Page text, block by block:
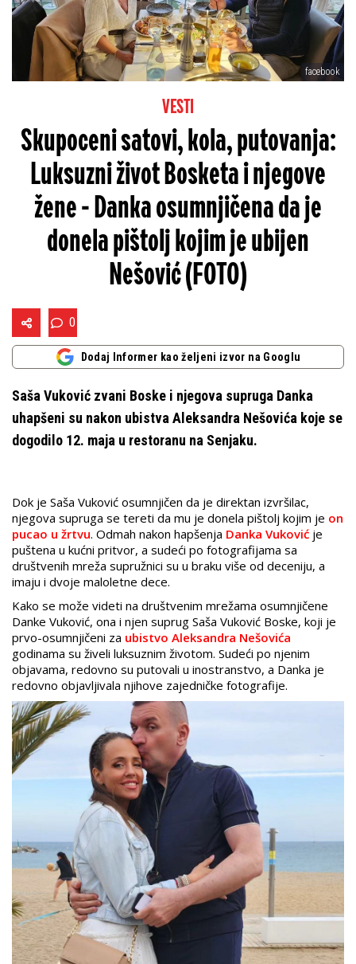
facebook
VESTI
Skupoceni satovi, kola, putovanja:
Luksuzni život Bosketa i njegove
žene - Danka osumnjičena da je
donela pištolj kojim je ubijen
Nešović (FOTO)
0
Dodaj Informer kao željeni izvor na Googlu
Saša Vuković zvani Boske i njegova supruga Danka
uhapšeni su nakon ubistva Aleksandra Nešovića koje se
dogodilo 12. maja u restoranu na Senjaku.
Dok je Saša Vuković osumnjičen da je direktan izvršilac,
njegova supruga se tereti da mu je donela pištolj kojim je on
pucao u žrtvu. Odmah nakon hapšenja Danka Vuković je
puštena u kućni pritvor, a sudeći po fotografijama sa
društvenih mreža supružnici su u braku više od deceniju, a
imaju i dvoje maloletne dece.
Kako se može videti na društvenim mrežama osumnjičene
Danke Vuković, ona i njen suprug Saša Vuković Boske, koji je
prvo-osumnjičeni za ubistvo Aleksandra Nešovića
godinama su živeli luksuznim životom. Sudeći po njenim
objavama, redovno su putovali u inostranstvo, a Danka je
redovno objavljivala njihove zajedničke fotografije.